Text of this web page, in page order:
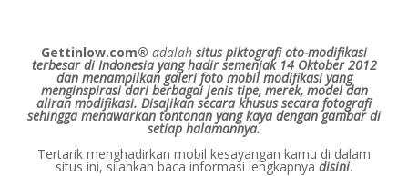
Gettinlow.com® adalah situs piktografi oto-modifikasi
terbesar di Indonesia yang hadir semenjak 14 Oktober 2012
dan menampilkan galeri foto mobil modifikasi yang
menginspirasi dari berbagai jenis tipe, merek, model dan
aliran modifikasi. Disajikan secara khusus secara fotografi
sehingga menawarkan tontonan yang kaya dengan gambar di
setiap halamannya.
Tertarik menghadirkan mobil kesayangan kamu di dalam
situs ini, silahkan baca informasi lengkapnya disini.